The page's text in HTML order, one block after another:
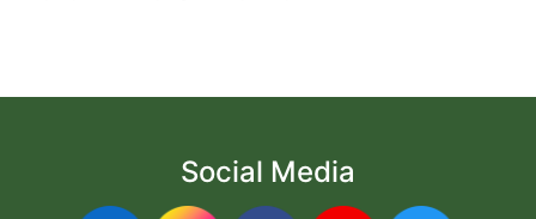
Social Media